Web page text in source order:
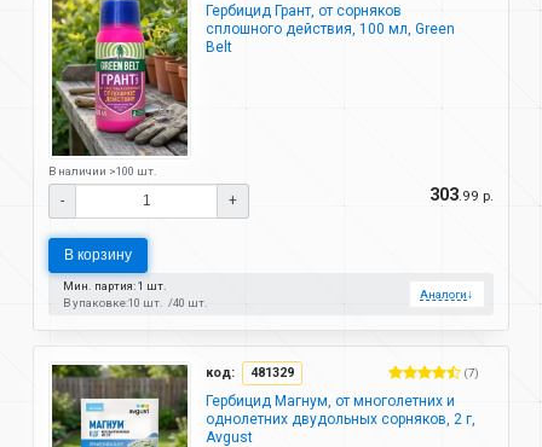
Гербицид Грант, от сорняков
сплошного действия, 100 мл, Green
Belt
В наличии >100 шт.
- + 303.99 р.
В корзину
Мин. партия: 1 шт.
В упаковке:10 шт. 40 шт.
Аналоги↓
код: 481329 (7)
Гербицид Магнум, от многолетних и
однолетних двудольных сорняков, 2 г,
Avgust